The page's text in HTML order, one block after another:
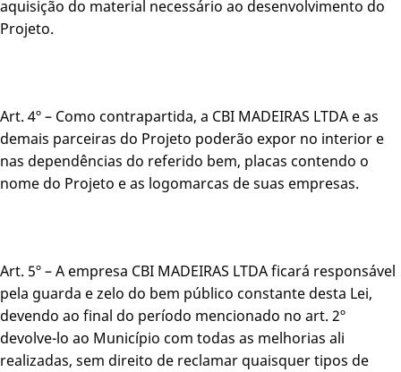
aquisição do material necessário ao desenvolvimento do
Projeto.
Art. 4º – Como contrapartida, a CBI MADEIRAS LTDA e as
demais parceiras do Projeto poderão expor no interior e
nas dependências do referido bem, placas contendo o
nome do Projeto e as logomarcas de suas empresas.
Art. 5º – A empresa CBI MADEIRAS LTDA ficará responsável
pela guarda e zelo do bem público constante desta Lei,
devendo ao final do período mencionado no art. 2º
devolve-lo ao Município com todas as melhorias ali
realizadas, sem direito de reclamar quaisquer tipos de